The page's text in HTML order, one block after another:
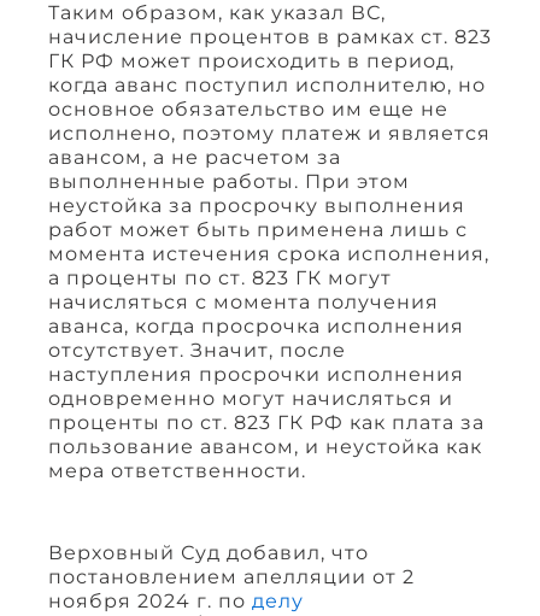
Таким образом, как указал ВС,
начисление процентов в рамках ст. 823
ГК РФ может происходить в период,
когда аванс поступил исполнителю, но
основное обязательство им еще не
исполнено, поэтому платеж и является
авансом, а не расчетом за
выполненные работы. При этом
неустойка за просрочку выполнения
работ может быть применена лишь с
момента истечения срока исполнения,
а проценты по ст. 823 ГК могут
начисляться с момента получения
аванса, когда просрочка исполнения
отсутствует. Значит, после
наступления просрочки исполнения
одновременно могут начисляться и
проценты по ст. 823 ГК РФ как плата за
пользование авансом, и неустойка как
мера ответственности.
Верховный Суд добавил, что
постановлением апелляции от 2
ноября 2024 г. по делу